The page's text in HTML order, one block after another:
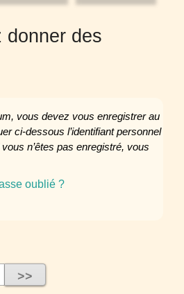
donner des
oublié ?